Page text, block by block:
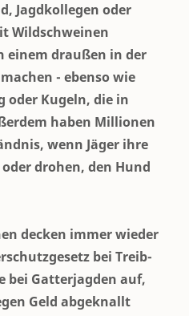
Jagdkollegen oder
Wildschweinen
einem draußen in der
- ebenso wie
oder Kugeln, die in
haben Millionen
wenn Jäger ihre
drohen, den Hund
decken immer wieder
bei Treib-
bei Gatterjagden auf,
Geld abgeknallt